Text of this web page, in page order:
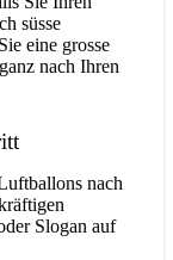
süsse
eine grosse
nach Ihren
nach
Slogan auf